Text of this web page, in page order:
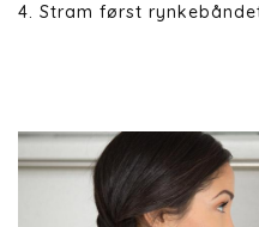
4. Stram først